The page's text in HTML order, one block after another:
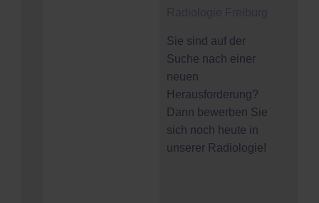
Sie sind auf der
Suche nach einer
neuen
Herausforderung?
Dann bewerben Sie
sich noch heute in
unserer Radiologie!